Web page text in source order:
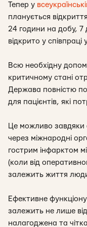
Тепер у
планується
24 години на добу, 7
відкрито у співпраці
Всю необхідну
критичному стані
Держава повністю
для пацієнтів, які
Це можливо завдяки
через міжнародні
гострим інфарктом
(коли від
залежить життя
Ефективне
залежить не лише
налагоджена та